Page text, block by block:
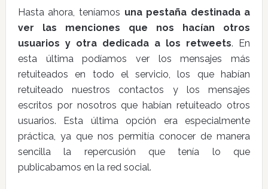
Hasta ahora, teníamos una pestaña destinada a
ver las menciones que nos hacían otros
usuarios y otra dedicada a los retweets. En
esta última podíamos ver los mensajes más
retuiteados en todo el servicio, los que habían
retuiteado nuestros contactos y los mensajes
escritos por nosotros que habían retuiteado otros
usuarios. Esta última opción era especialmente
práctica, ya que nos permitía conocer de manera
sencilla la repercusión que tenía lo que
publicabamos en la red social.